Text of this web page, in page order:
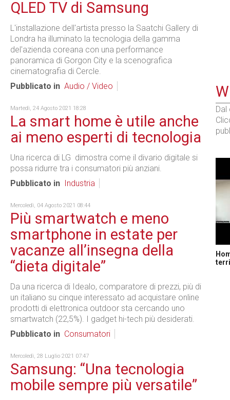
QLED TV di Samsung
L'installazione dell'artista presso la Saatchi Gallery di
Londra ha illuminato la tecnologia della gamma
del'azienda coreana con una performance
panoramica di Gorgon City e la scenografica
cinematografia di Cercle.
Pubblicato in Audio / Video
Martedì, 24 Agosto 2021 18:28
La smart home è utile anche
ai meno esperti di tecnologia
Una ricerca di LG dimostra come il divario digitale si
possa ridurre tra i consumatori più anziani.
Pubblicato in
Industria
Mercoledì, 04 Agosto 2021 08:44
Più smartwatch e meno
smartphone in estate per
vacanze all’insegna della
“dieta digitale”
Da una ricerca di Idealo, comparatore di prezzi, più di
un italiano su cinque interessato ad acquistare online
prodotti di elettronica outdoor sta cercando uno
smartwatch (22,5%). I gadget hi-tech più desiderati.
Pubblicato in Consumatori
Mercoledì, 28 Luglio 2021 07:47
Samsung: “Una tecnologia
mobile sempre più versatile”